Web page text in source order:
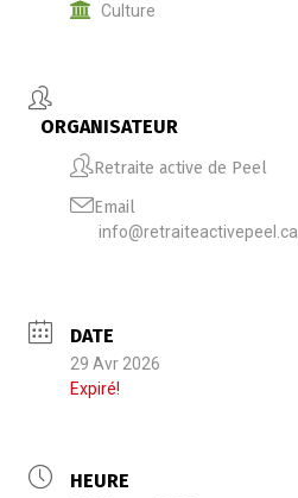
Culture
ORGANISATEUR
Retraite active de Peel
Email
info@retraiteactivepeel.ca
DATE
29 Avr 2026
Expiré!
HEURE